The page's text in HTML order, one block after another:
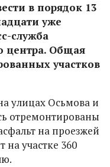
в порядок 13
уже
служба
центра. Общая
участков
улицах Осьмова и
отремонтированы
на проезжей
на участке 360